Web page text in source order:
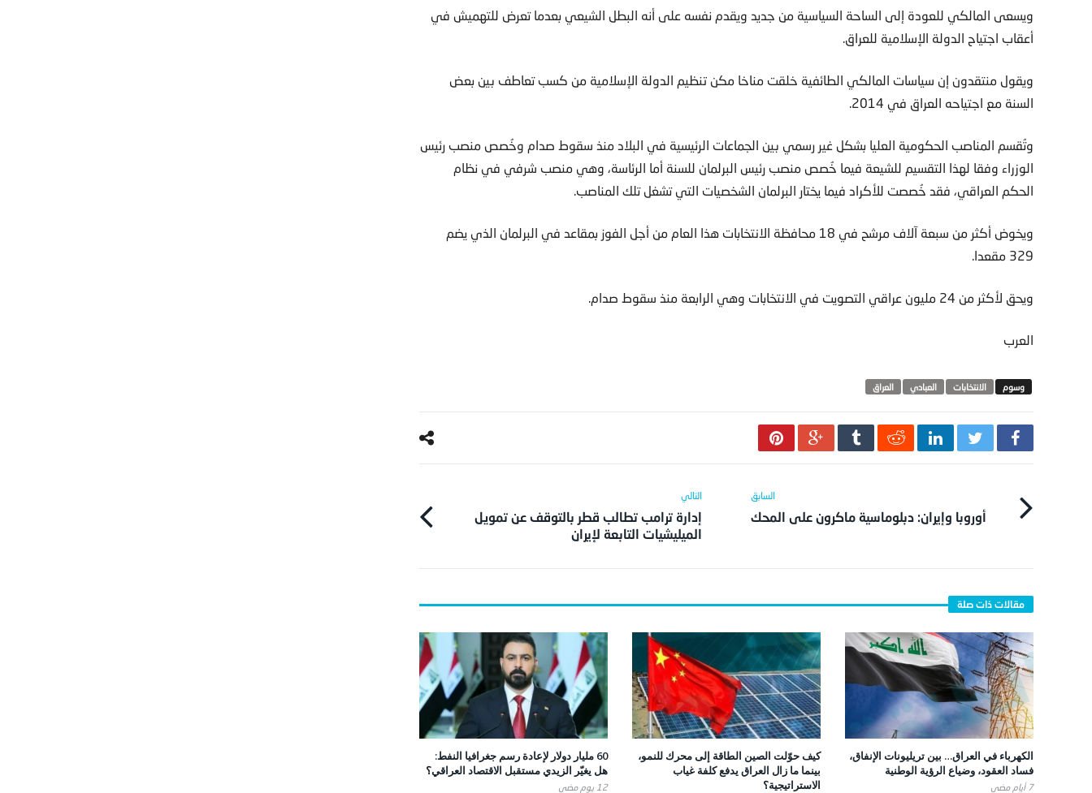
ويسعى المالكي للعودة إلى الساحة السياسية من جديد ويقدم نفسه على أنه البطل الشيعي بعدما تعرض للتهميش في
أعقاب اجتياح الدولة الإسلامية للعراق.
ويقول منتقدون إن سياسات المالكي الطائفية خلقت مناخا مكن تنظيم الدولة الإسلامية من كسب تعاطف بين بعض
السنة مع اجتياحه العراق في 2014.
وتُقسم المناصب الحكومية العليا بشكل غير رسمي بين الجماعات الرئيسية في البلاد منذ سقوط صدام وخُصص منصب رئيس
الوزراء وفقا لهذا التقسيم للشيعة فيما خُصص منصب رئيس البرلمان للسنة أما الرئاسة، وهي منصب شرفي في نظام
الحكم العراقي، فقد خُصصت للأكراد فيما يختار البرلمان الشخصيات التي تشغل تلك المناصب.
ويخوض أكثر من سبعة آلاف مرشح في 18 محافظة الانتخابات هذا العام من أجل الفوز بمقاعد في البرلمان الذي يضم
329 مقعدا.
ويحق لأكثر من 24 مليون عراقي التصويت في الانتخابات وهي الرابعة منذ سقوط صدام.
العرب
الانتخابات العبادي العراق
أوروبا وإيران: دبلوماسية ماكرون على المحك
إدارة ترامب تطالب قطر بالتوقف عن تمويل
الميليشيات التابعة لإيران
الكهرباء في العراق… بين تريليونات الإنفاق،
فساد العقود، وضياع الرؤية الوطنية
7 أيام ‎مضي
كيف حوّلت الصين الطاقة إلى محرك للنمو،
بينما ما زال العراق يدفع كلفة غياب
الاستراتيجية؟
60 مليار دولار لإعادة رسم جغرافيا النفط:
هل يغيّر الزيدي مستقبل الاقتصاد العراقي؟
12 يوم ‎مضي